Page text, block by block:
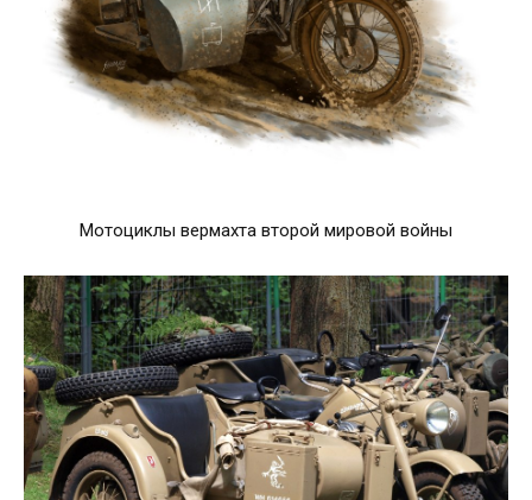
Мотоциклы вермахта второй мировой войны